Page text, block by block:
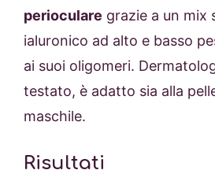
perioculare grazie a un mix
ialuronico ad alto e basso
ai suoi oligomeri.
testato, è adatto sia alla
maschile.
Risultati